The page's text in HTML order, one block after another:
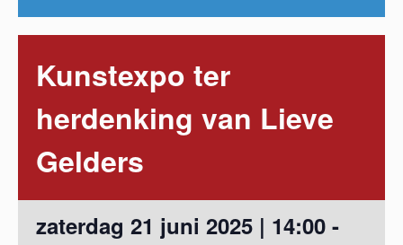
Kunstexpo ter
herdenking van Lieve
Gelders
zaterdag 21 juni 2025 | 14:00 -